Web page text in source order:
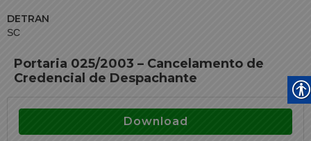
DETRAN
SC
Portaria 025/2003 – Cancelamento de
Credencial de Despachante
Download